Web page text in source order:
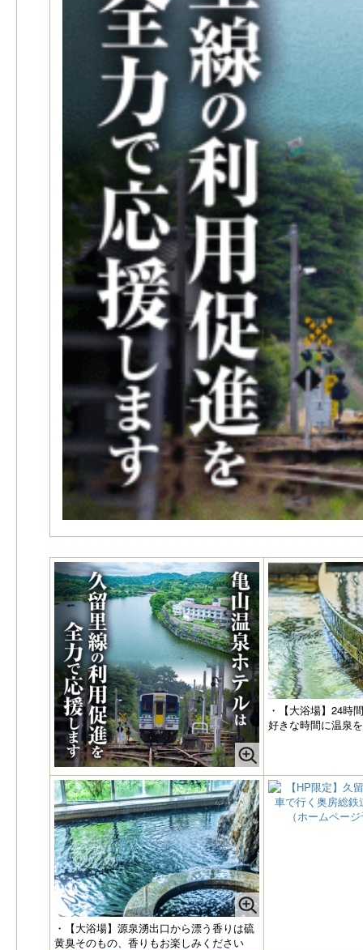
・【大浴場】24時
好きな時間に温泉
・【大浴場】源泉湧出口から漂う香りは硫
黄臭そのもの、香りもお楽しみください